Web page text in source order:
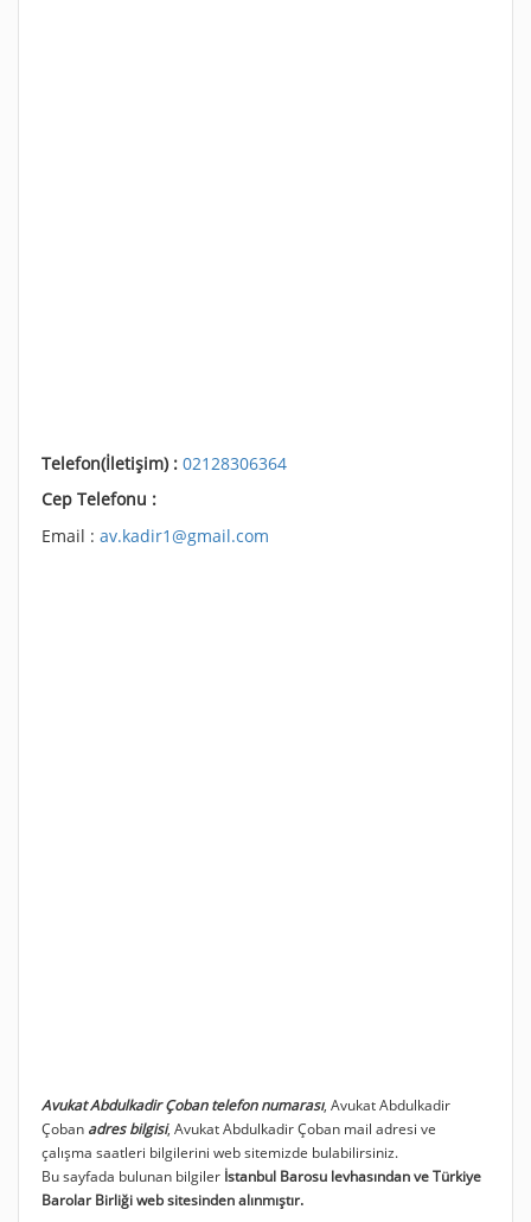
Telefon(İletişim) : 02128306364
Cep Telefonu :
Email : av.kadir1@gmail.com
Avukat Abdulkadir Çoban telefon numarası, Avukat Abdulkadir
Çoban adres bilgisi, Avukat Abdulkadir Çoban mail adresi ve
çalışma saatleri bilgilerini web sitemizde bulabilirsiniz.
Bu sayfada bulunan bilgiler İstanbul Barosu levhasından ve Türkiye
Barolar Birliği web sitesinden alınmıştır.